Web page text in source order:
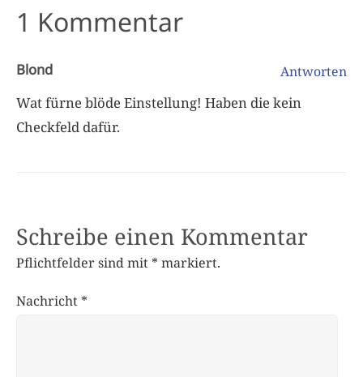
1 Kommentar
Blond Antworten
Wat fürne blöde Einstellung! Haben die kein
Checkfeld dafür.
Schreibe einen Kommentar
Pflichtfelder sind mit * markiert.
Nachricht *